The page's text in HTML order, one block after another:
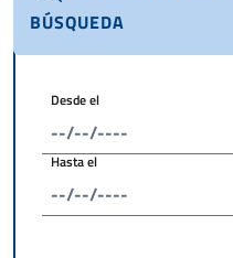
BÚSQUEDA
Desde el
Hasta el